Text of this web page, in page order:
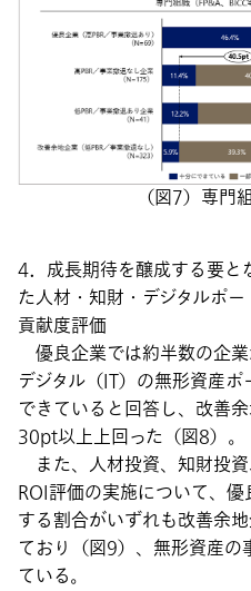
（図7）専門
4．成長期待を醸成する要と
た人材・知財・デジタルポ
貢献度評価
優良企業では約半数の企業
デジタル（IT）の無形資産
できていると回答し、改善
30pt以上上回った（図8）。
また、人材投資、知財投
ROI評価の実施について、
する割合がいずれも改善余
ており（図9）、無形資産
ている。